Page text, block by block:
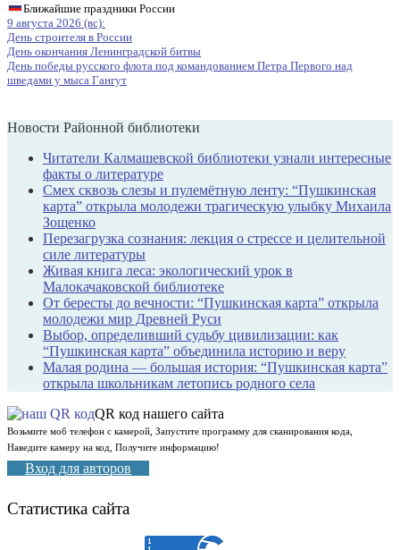
Ближайшие праздники России
9 августа 2026 (вс):
День строителя в России
День окончания Ленинградской битвы
День победы русского флота под командованием Петра Первого над
шведами у мыса Гангут
Новости Районной библиотеки
Читатели Калмашевской библиотеки узнали интересные
факты о литературе
Смех сквозь слезы и пулемётную ленту: “Пушкинская
карта” открыла молодежи трагическую улыбку Михаила
Зощенко
Перезагрузка сознания: лекция о стрессе и целительной
силе литературы
Живая книга леса: экологический урок в
Малокачаковской библиотеке
От бересты до вечности: “Пушкинская карта” открыла
молодежи мир Древней Руси
Выбор, определивший судьбу цивилизации: как
“Пушкинская карта” объединила историю и веру
Малая родина — большая история: “Пушкинская карта”
открыла школьникам летопись родного села
QR код нашего сайта
Возьмите моб телефон с камерой, Запустите программу для сканирования кода,
Наведите камеру на код, Получите информацию!
Вход для авторов
Статистика сайта